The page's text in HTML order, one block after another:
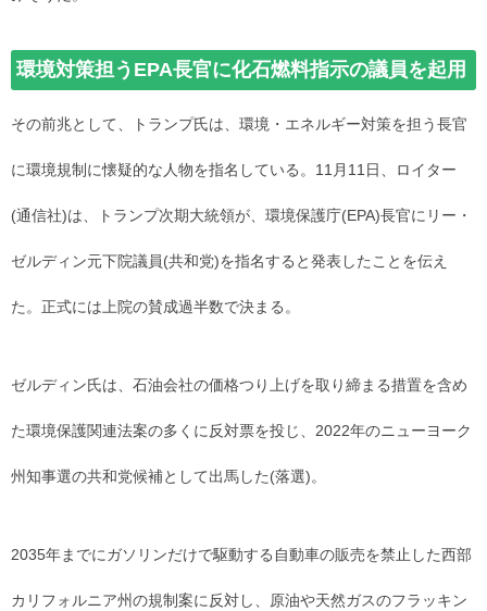
環境対策担うEPA長官に化石燃料指示の議員を起用
その前兆として、トランプ氏は、環境・エネルギー対策を担う長官
に環境規制に懐疑的な人物を指名している。11月11日、ロイター
(通信社)は、トランプ次期大統領が、環境保護庁(EPA)長官にリー・
ゼルディン元下院議員(共和党)を指名すると発表したことを伝え
た。正式には上院の賛成過半数で決まる。
ゼルディン氏は、石油会社の価格つり上げを取り締まる措置を含め
た環境保護関連法案の多くに反対票を投じ、2022年のニューヨーク
州知事選の共和党候補として出馬した(落選)。
2035年までにガソリンだけで駆動する自動車の販売を禁止した西部
カリフォルニア州の規制案に反対し、原油や天然ガスのフラッキン